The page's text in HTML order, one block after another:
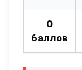
0
баллов